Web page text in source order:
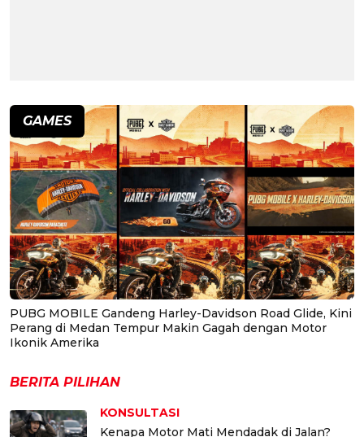
GAMES
PUBG MOBILE Gandeng Harley-Davidson Road Glide, Kini
Perang di Medan Tempur Makin Gagah dengan Motor
Ikonik Amerika
BERITA PILIHAN
KONSULTASI
Kenapa Motor Mati Mendadak di Jalan?